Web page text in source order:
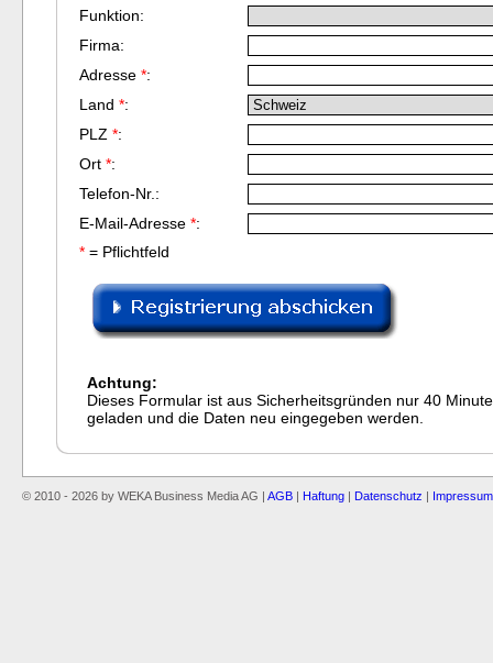
Funktion:
Firma:
Adresse *:
Land *:
PLZ *:
Ort *:
Telefon-Nr.:
E-Mail-Adresse *:
* = Pflichtfeld
Achtung:
Dieses Formular ist aus Sicherheitsgründen nur 40
geladen und die Daten neu eingegeben werden.
© 2010 - 2026 by WEKA Business Media AG | AGB | Haftung | Datenschutz | Impressum